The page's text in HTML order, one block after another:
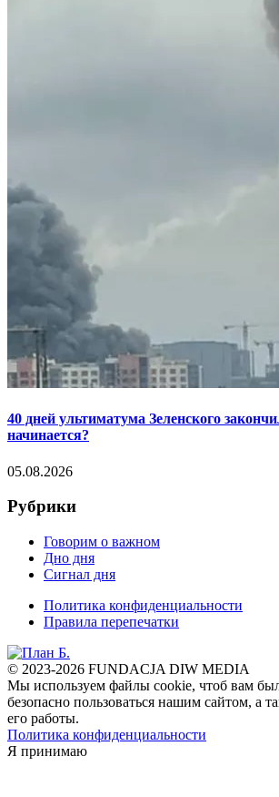
40 дней ультиматума Зеленского
начинается?
05.08.2026
Рубрики
Говорим о важном
Дно дня
Сигнал дня
Политика конфиденциальности
Правила перепечатки
© 2023-2026 FUNDACJA DIW MEDIA
Мы используем файлы cookie, чтоб вам
безопасно пользоваться нашим сайтом, а
его работы.
Политика конфиденциальности
Я принимаю